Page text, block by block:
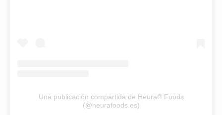
Una publicación compartida de Heura® Foods
(@heurafoods.es)